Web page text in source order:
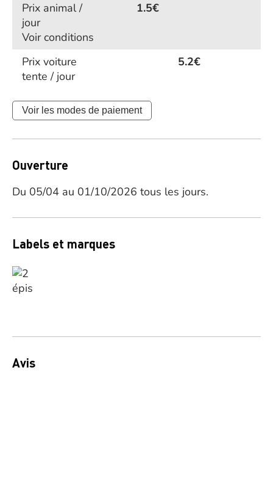
Prix animal /
jour
1.5€
Voir conditions
Prix voiture
tente / jour
5.2€
Voir les modes de paiement
Ouverture
Du 05/04 au 01/10/2026 tous les jours.
Labels et marques
Avis